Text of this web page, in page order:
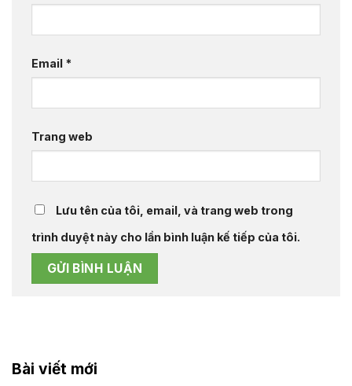
Email *
Trang web
Lưu tên của tôi, email, và trang web trong
trình duyệt này cho lần bình luận kế tiếp của tôi.
Bài viết mới